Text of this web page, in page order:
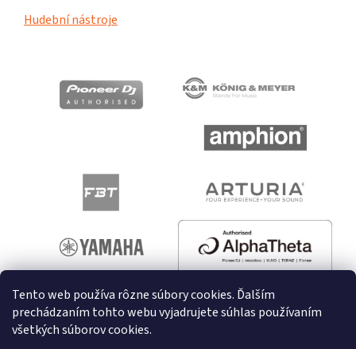
Tento web používa rôzne súbory cookies. Ďalším
prechádzaním tohto webu vyjadrujete súhlas používaním
všetkých súborov cookies.
Hudební nástroje